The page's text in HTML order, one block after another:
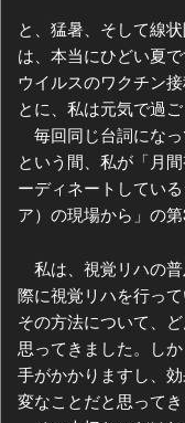
と、猛暑、そして線
は、本当にひどい夏
ウイルスのワクチン
とに、私は元気で過ご
毎回同じ台詞にな
という間、私が「月
ーディネートしてい
ア）の現場から」の
私は、視覚リハの
際に視覚リハを行っ
その方法について、
思ってきました。し
手がかかりますし、
変なことだと思ってき